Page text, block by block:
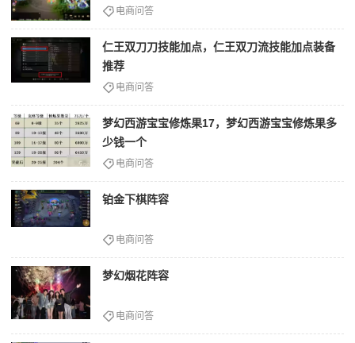
电商问答
仁王双刀刀技能加点，仁王双刀流技能加点装备
推荐
电商问答
梦幻西游宝宝修炼果17，梦幻西游宝宝修炼果多
少钱一个
电商问答
铂金下棋阵容
电商问答
梦幻烟花阵容
电商问答